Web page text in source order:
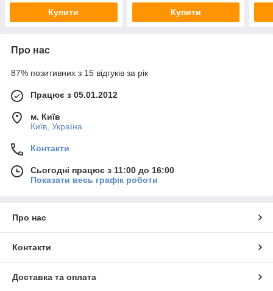
Купити Купити
Про нас
87% позитивних з 15 відгуків за рік
Працює з 05.01.2012
м. Київ
Київ, Україна
Контакти
Сьогодні працює з 11:00 до 16:00
Показати весь графік роботи
Про нас
Контакти
Доставка та оплата